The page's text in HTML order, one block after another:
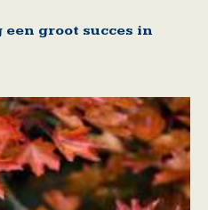
groot succes in